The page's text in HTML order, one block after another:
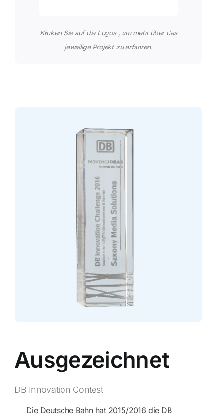
Klicken Sie auf die Logos , um mehr über das
jeweilige Projekt zu erfahren.
Ausgezeichnet
DB Innovation Contest
Die Deutsche Bahn hat 2015/2016 die DB